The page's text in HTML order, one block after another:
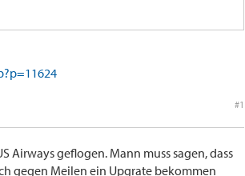
#1
Airways geflogen. Mann muss sagen, dass
gegen Meilen ein Upgrate bekommen